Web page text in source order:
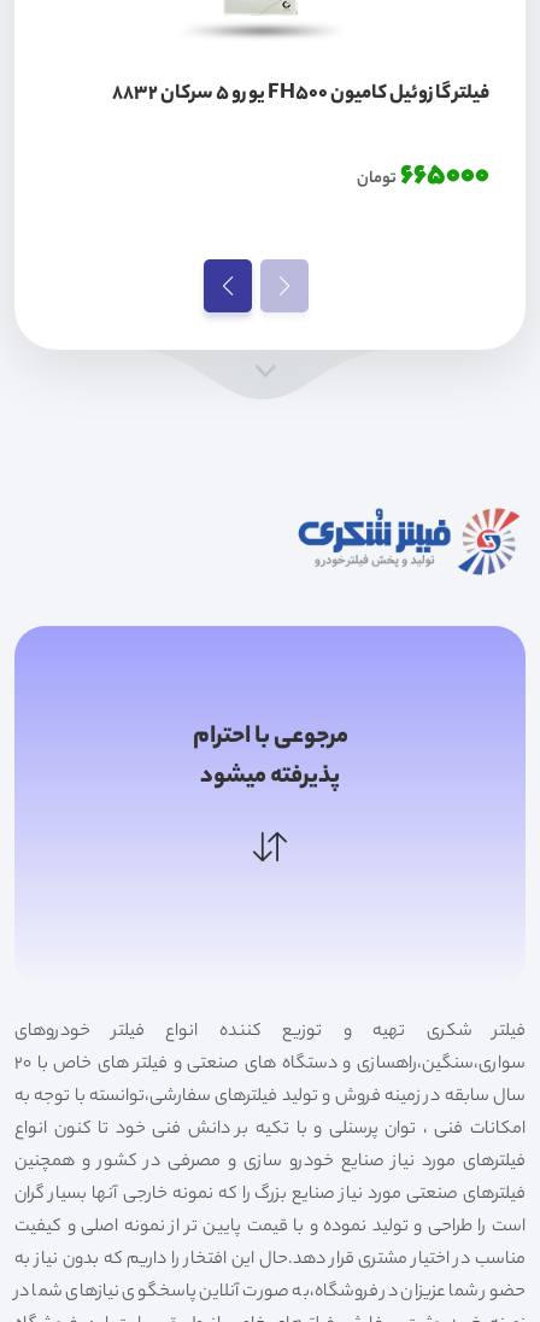
فیلتر گازوئیل کامیون FH500 یورو 5 سرکان 8832
665000تومان
مرجوعی با احترام
پذیرفته میشود
فیلتر شکری تهیه و توزیع کننده انواع فیلتر خودروهای
سواری،سنگین،راهسازی و دستگاه های صنعتی و فیلتر های خاص با 20
سال سابقه در زمینه فروش و تولید فیلترهای سفارشی،توانسته با توجه به
امکانات فنی ، توان پرسنلی و با تکیه بر دانش فنی خود تا کنون انواع
فیلترهای مورد نیاز صنایع خودرو سازی و مصرفی در کشور و همچنین
فیلترهای صنعتی مورد نیاز صنایع بزرگ را که نمونه خارجی آنها بسیار گران
است را طراحی و تولید نموده و با قیمت پایین تر از نمونه اصلی و کیفیت
مناسب در اختیار مشتری قرار دهد.حال این افتخار را داریم که بدون نیاز به
حضور شما عزیزان در فروشگاه،به صورت آنلاین پاسخگوی نیازهای شما در